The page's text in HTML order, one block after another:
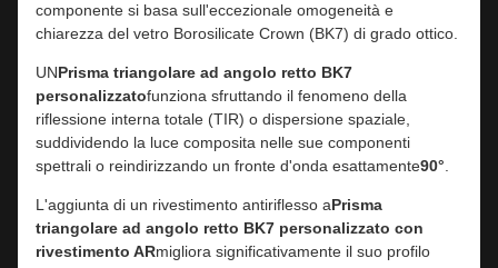
componente si basa sull'eccezionale omogeneità e
chiarezza del vetro Borosilicate Crown (BK7) di grado ottico.
UNPrisma triangolare ad angolo retto BK7
personalizzatofunziona sfruttando il fenomeno della
riflessione interna totale (TIR) ​​o dispersione spaziale,
suddividendo la luce composita nelle sue componenti
spettrali o reindirizzando un fronte d'onda esattamente90°
L'aggiunta di un rivestimento antiriflesso aPrisma
triangolare ad angolo retto BK7 personalizzato con
rivestimento ARmigliora significativamente il suo profilo